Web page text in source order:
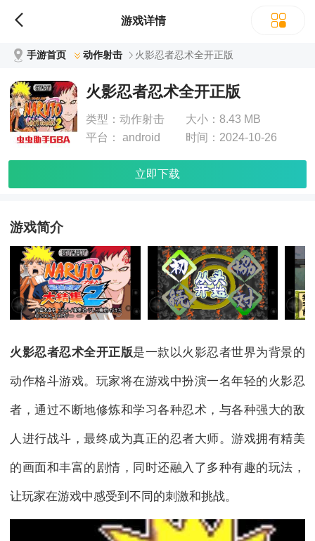
游戏详情
手游首页 动作射击 火影忍者忍术全开正版
火影忍者忍术全开正版
类型： 动作射击 大小：8.43 MB
平台：
android 时间： 2024-10-26
立即下载
游戏简介
火影忍者忍术全开正版是一款以火影忍者世界为背景的
动作格斗游戏。玩家将在游戏中扮演一名年轻的火影忍
者，通过不断地修炼和学习各种忍术，与各种强大的敌
人进行战斗，最终成为真正的忍者大师。游戏拥有精美
的画面和丰富的剧情，同时还融入了多种有趣的玩法，
让玩家在游戏中感受到不同的刺激和挑战。